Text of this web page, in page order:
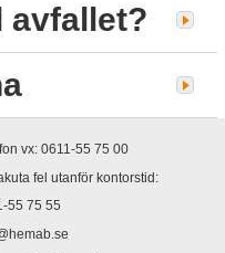
avfallet?
vx: 0611-55 75 00
fel utanför kontorstid:
55 75 55